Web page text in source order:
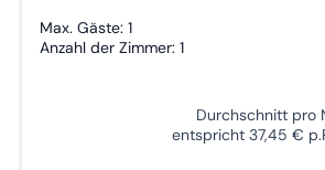
Max. Gäste: 1
Anzahl der Zimmer: 1
Durchschnitt pro
entspricht 37,45 €